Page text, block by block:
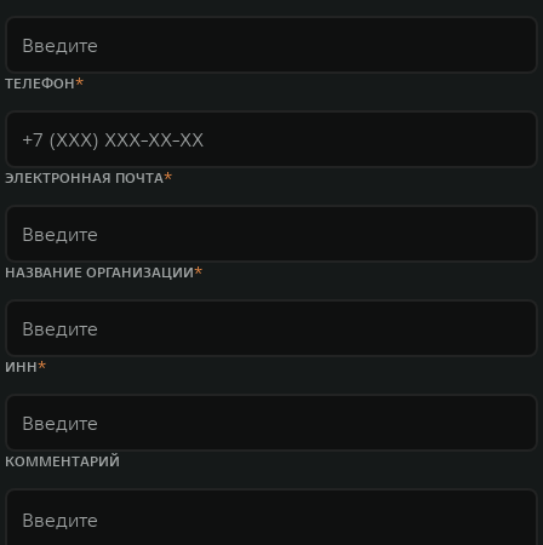
ТЕЛЕФОН
ЭЛЕКТРОННАЯ ПОЧТА
НАЗВАНИЕ ОРГАНИЗАЦИИ
ИНН
КОММЕНТАРИЙ